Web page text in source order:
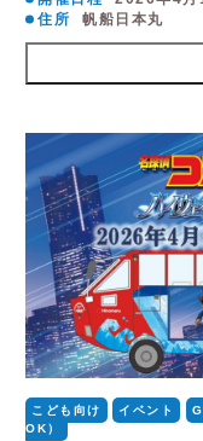
住所
帆船日本丸
こども向け イベント
OK）